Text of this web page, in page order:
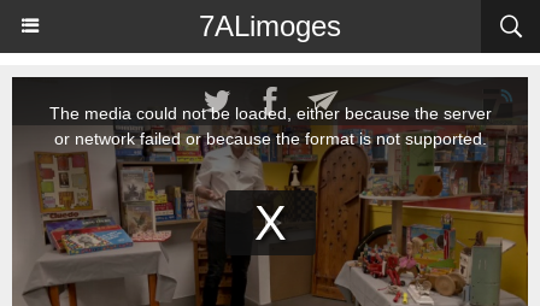
7ALimoges